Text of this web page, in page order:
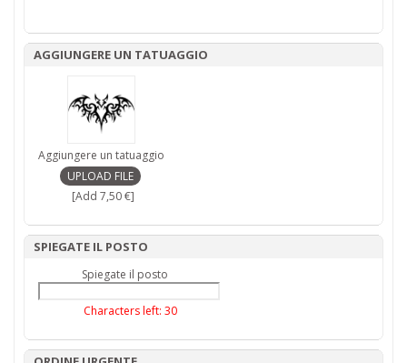
AGGIUNGERE UN TATUAGGIO
Aggiungere un tatuaggio
[Add 7,50 €]
SPIEGATE IL POSTO
Spiegate il posto
Characters left: 30